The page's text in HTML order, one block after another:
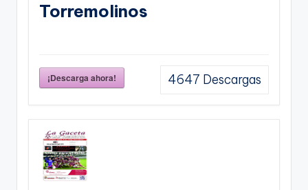
Torremolinos
¡Descarga ahora! 4647 Descargas